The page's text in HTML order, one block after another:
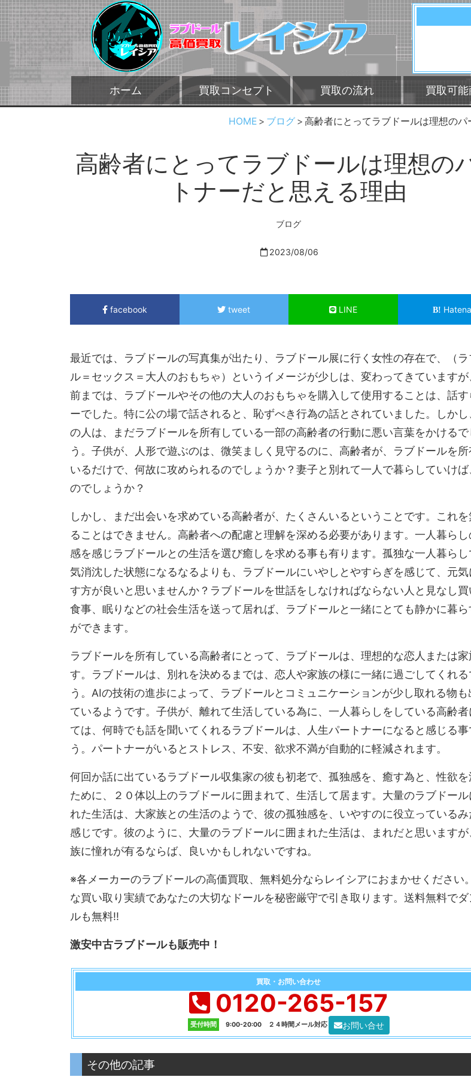
ホーム 買取コンセプト 買取の流れ 買取可
HOME ブログ 高齢者にとってラブドールは理想の
高齢者にとってラブドールは理想の
トナーだと思える理由
ブログ
2023/08/06
facebook tweet LINE Hatena
最近では、ラブドールの写真集が出たり、ラブドール展に行く女性の存在で、（ラ
ル＝セックス＝大人のおもちゃ）というイメージが少しは、変わってきていますが
前までは、ラブドールやその他の大人のおもちゃを購入して使用することは、話
ーでした。特に公の場で話されると、恥ずべき行為の話とされていました。しかし
の人は、まだラブドールを所有している一部の高齢者の行動に悪い言葉をかけるで
う。子供が、人形で遊ぶのは、微笑ましく見守るのに、高齢者が、ラブドールを所
いるだけで、何故に攻められるのでしょうか？妻子と別れて一人で暮らしていけば
のでしょうか？
しかし、まだ出会いを求めている高齢者が、たくさんいるということです。これを
ることはできません。高齢者への配慮と理解を深める必要があります。一人暮らし
感を感じラブドールとの生活を選び癒しを求める事も有ります。孤独な一人暮ら
気消沈した状態になるなるよりも、ラブドールにいやしとやすらぎを感じて、元
す方が良いと思いませんか？ラブドールを世話をしなければならない人と見なし買
食事、眠りなどの社会生活を送って居れば、ラブドールと一緒にとても静かに暮ら
ができます。
ラブドールを所有している高齢者にとって、ラブドールは、理想的な恋人または
す。ラブドールは、別れを決めるまでは、恋人や家族の様に一緒に過ごしてくれる
う。AIの技術の進歩によって、ラブドールとコミュニケーションが少し取れる物も
ているようです。子供が、離れて生活している為に、一人暮らしをしている高齢者
ては、何時でも話を聞いてくれるラブドールは、人生パートナーになると感じる事
う。パートナーがいるとストレス、不安、欲求不満が自動的に軽減されます。
何回か話に出ているラブドール収集家の彼も初老で、孤独感を、癒す為と、性欲を
ために、２０体以上のラブドールに囲まれて、生活して居ます。大量のラブドール
れた生活は、大家族との生活のようで、彼の孤独感を、いやすのに役立っているみ
感じです。彼のように、大量のラブドールに囲まれた生活は、まれだと思いますが
族に憧れが有るならば、良いかもしれないですね。
※各メーカーのラブドールの高価買取、無料処分ならレイシアにおまかせください
な買い取り実績であなたの大切なドールを秘密厳守で引き取ります。送料無料でダ
ルも無料!!
激安中古ラブドールも販売中！
買取・お問い合わせ
0120-265-157
受付時間 9:00-20:00 ２４時間メール対応 お問い合せ
その他の記事